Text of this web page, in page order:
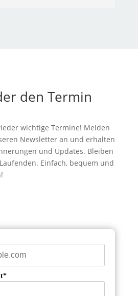
den Termin
wichtige Termine! Melden
Newsletter an und erhalten
und Updates. Bleiben
Einfach, bequem und